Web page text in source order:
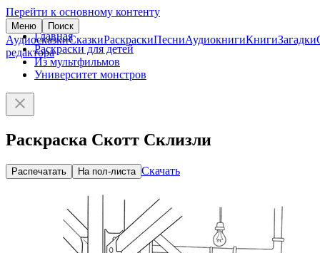
Перейти к основному контенту
Меню Поиск
АудиосказкиСказкиРаскраскиПесниАудиокнигиКнигиЗагадки
редактора
Главная
Раскраски для детей
Из мультфильмов
Университет монстров
Раскраска Скотт Склизли
Распечатать На пол-листа Скачать